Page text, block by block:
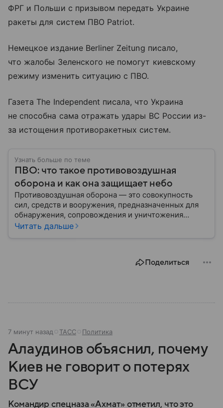
ФРГ и Польши с призывом передать Украине
ракеты для систем ПВО Patriot.
Немецкое издание Berliner Zeitung писало,
что жалобы Зеленского не помогут киевскому
режиму изменить ситуацию с ПВО.
Газета The Independent писала, что Украина
не способна сама отражать удары ВС России из-
за истощения противоракетных систем.
Узнать больше по теме
ПВО: что такое противовоздушная
оборона и как она защищает небо
Противовоздушная оборона — это совокупность
сил, средств и вооружения, предназначенных для
обнаружения, сопровождения и уничтожения
средств воздушного нападения. Современные
Читать дальше
Поделиться
7 минут назад ТАСС Политика
Алаудинов объяснил, почему
Киев не говорит о потерях
ВСУ
Командир спецназа «Ахмат» отметил, что это